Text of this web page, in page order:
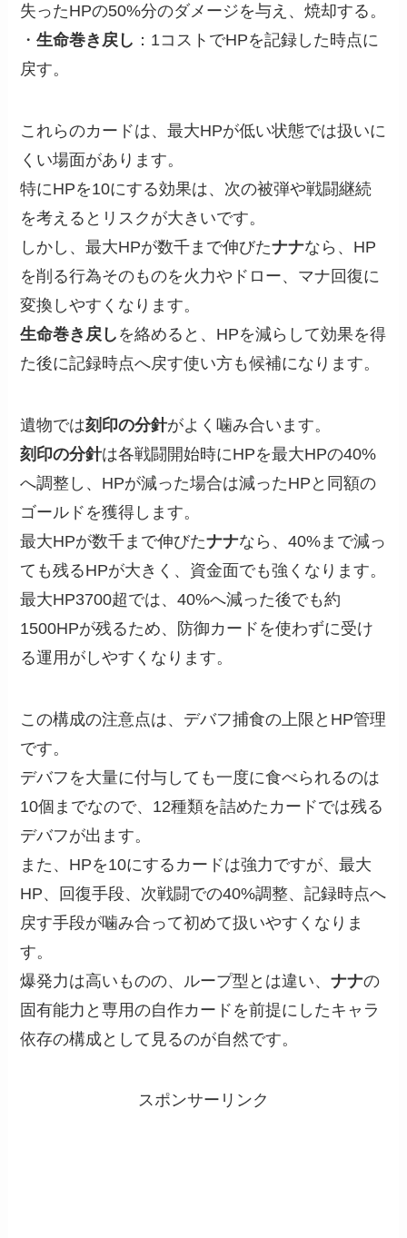
失ったHPの50%分のダメージを与え、焼却する。
・生命巻き戻し ：1コストでHPを記録した時点に
戻す。
これらのカードは、最大HPが低い状態では扱いに
くい場面があります。
特にHPを10にする効果は、次の被弾や戦闘継続
を考えるとリスクが大きいです。
しかし、最大HPが数千まで伸びたナナなら、HP
を削る行為そのものを火力やドロー、マナ回復に
変換しやすくなります。
生命巻き戻し を絡めると、HPを減らして効果を得
た後に記録時点へ戻す使い方も候補になります。
遺物では刻印の分針がよく噛み合います。
刻印の分針は各戦闘開始時にHPを最大HPの40%
へ調整し、HPが減った場合は減ったHPと同額の
ゴールドを獲得します。
最大HPが数千まで伸びたナナなら、40%まで減っ
ても残るHPが大きく、資金面でも強くなります。
最大HP3700超では、40%へ減った後でも約
1500HPが残るため、防御カードを使わずに受け
る運用がしやすくなります。
この構成の注意点は、デバフ捕食の上限とHP管理
です。
デバフを大量に付与しても一度に食べられるのは
10個までなので、12種類を詰めたカードでは残る
デバフが出ます。
また、HPを10にするカードは強力ですが、最大
HP、回復手段、次戦闘での40%調整、記録時点へ
戻す手段が噛み合って初めて扱いやすくなりま
す。
爆発力は高いものの、ループ型とは違い、ナナの
固有能力と専用の自作カードを前提にしたキャラ
依存の構成として見るのが自然です。
スポンサーリンク